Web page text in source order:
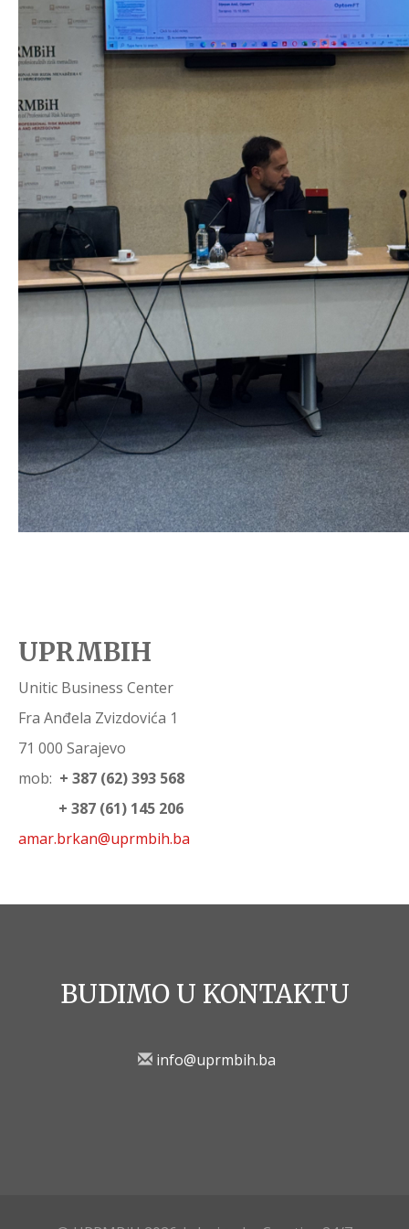
UPRMBIH
Unitic Business Center
Fra Anđela Zvizdovića 1
71 000 Sarajevo
mob: + 387 (62) 393 568
+ 387 (61) 145 206
amar.brkan@uprmbih.ba
BUDIMO U KONTAKTU
info@uprmbih.ba